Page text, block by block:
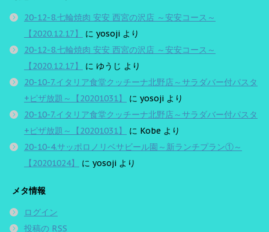
20-12-8.七輪焼肉 安安 西宮の沢店 ～安安コース～
【2020.12.17】
に yosoji より
20-12-8.七輪焼肉 安安 西宮の沢店 ～安安コース～
【2020.12.17】
に ゆうじ より
20-10-7.イタリア食堂クッチーナ北野店～サラダバー付パスタ
+ピザ放題～【20201031】
に yosoji より
20-10-7.イタリア食堂クッチーナ北野店～サラダバー付パスタ
+ピザ放題～【20201031】
に Kobe より
20-10-4.サッポロノリベサビール園～新ランチプラン①～
【20201024】
に yosoji より
メタ情報
ログイン
投稿の RSS